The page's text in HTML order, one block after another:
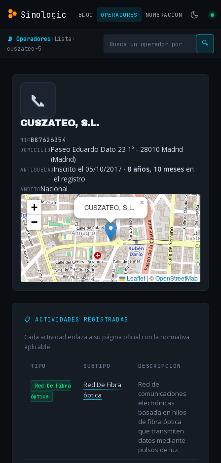
Sinologic BLOG OPERADORES NUMERACIÓN
📡 Operadores› Lista›
cuszateo-5
🔍
📞
CUSZATEO, S.L.
NIFB87626354
DOMICILIOPaseo Eduardo Dato 23 1º - 28010 Madrid
(Madrid)
ANTIGÜEDADInscrito el 05/10/2017 · 8 años, 10 meses en
el registro
ÁMBITONacional
CUSZATEO, S.L.
×
+
−
Leaflet | ©OpenStreetMap
📋 ACTIVIDADES REGISTRADAS
Cada actividad enlaza a su página oficial con la normativa
aplicable.
TIPO SUBTIPO DESCRIPCIÓN
Red De Fibra
óptica
Red De Fibra
óptica
Red de
comunicaciones
electrónicas
basada en hilos
de fibra óptica
que transmiten
datos mediante
pulsos de luz.